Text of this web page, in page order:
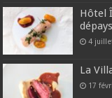
Hôtel
4
La
17